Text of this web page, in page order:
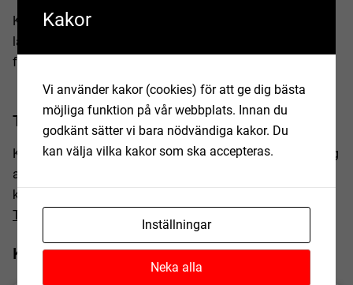
Kommunen kontrollerar försäljningen av receptfria
läkemedel. Vi kontrollerar då att du följer lagarna,
föreskrifterna och kraven.
Tillsynsavgift
Kommunen tar ut en avgift för tillsynsbesök vid försäljning
av receptfria läkemedel, enligt taxa beslutad av
kommunfullmäktige. Gällande taxor hittar du på sidan
Taxor och avgifter
Kontakta oss
Kakor
Vi använder kakor (cookies) för att ge dig bästa
möjliga funktion på vår webbplats. Innan du
godkänt sätter vi bara nödvändiga kakor. Du
kan välja vilka kakor som ska accepteras.
Inställningar
Neka alla